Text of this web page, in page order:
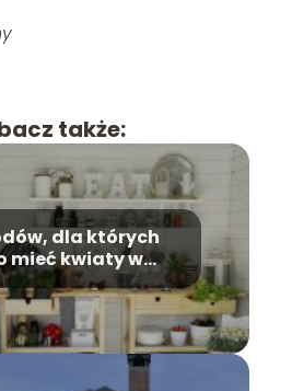
także:
dla których
mieć kwiaty w